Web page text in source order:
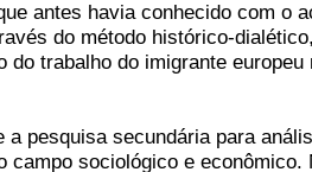
antes havia conhecido com o
do método histórico-
do trabalho do imigrante
a pesquisa secundária para
campo sociológico e